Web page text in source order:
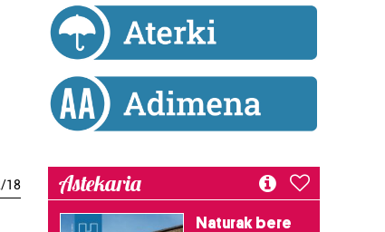
/18 Astekaria
Naturak bere